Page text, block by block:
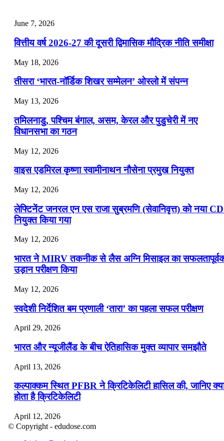
July 25, 2026
📝 डेली करेंट अफेयर्स: 22-24 जुलाई 2026
July 22, 2026
📝 डेली करेंट अफेयर्स: 19-21 जुलाई 2026
July 19, 2026
📝 डेली करेंट अफेयर्स: 16-18 जुलाई 2026
June 7, 2026
वित्तीय वर्ष 2026-27 की दूसरी द्विमासिक मौद्रिक नीति समीक्षा
May 18, 2026
तीसरा ‘भारत-नॉर्डिक शिखर सम्मेलन’ ओस्लो में संपन्न
May 13, 2026
तमिलनाडु, पश्चिम बंगाल, असम, केरल और पुडुचेरी में नए
विधानसभा का गठन
May 12, 2026
वाइस एडमिरल कृष्णा स्वामीनाथन नौसेना प्रमुख नियुक्त
May 12, 2026
लेफ्टिनेंट जनरल एन एस राजा सुब्रमणि (सेवानिवृत्त) को नया
नियुक्त किया गया
May 12, 2026
भारत ने MIRV तकनीक से लैस अग्नि मिसाइल का
उड़ान परीक्षण किया
May 12, 2026
स्वदेशी निर्देशित बम प्रणाली ‘तारा’ का पहला सफल परीक्षण
April 29, 2026
भारत और न्यूजीलैंड के बीच ऐतिहासिक मुक्त व्यापार समझौते
April 13, 2026
कल्पाक्कम स्थित PFBR ने क्रिटिकेलिटी हासिल की, जानिए
होता है क्रिटिकेलिटी
April 12, 2026
© Copyright - edudose.com